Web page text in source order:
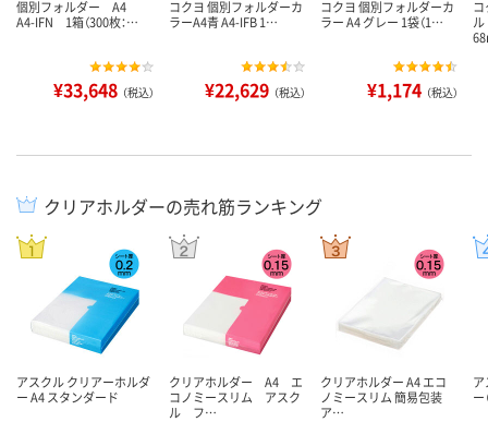
個別フォルダー A4
A4-IFN 1箱（300枚：…
¥33,648 （税込）
コクヨ 個別フォルダーカ
ラーA4青 A4-IFB 1…
¥22,629 （税込）
コクヨ 個別フォルダーカ
ラー A4 グレー 1袋（1…
¥1,174 （税込）
クリアホルダーの売れ筋ランキング
アスクル クリアーホルダ
ー A4 スタンダード
クリアホルダー A4 エ
コノミースリム アスク
ル フ…
クリアホルダー A4 エコ
ノミースリム 簡易包装
ア…
ー